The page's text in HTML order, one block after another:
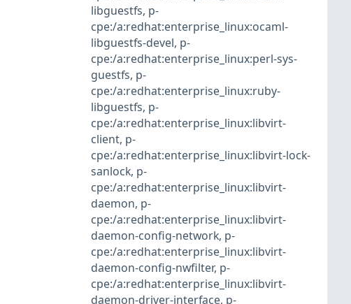
libguestfs, p-
cpe:/a:redhat:enterprise_linux:ocaml-
libguestfs-devel, p-
cpe:/a:redhat:enterprise_linux:perl-sys-
guestfs, p-
cpe:/a:redhat:enterprise_linux:ruby-
libguestfs, p-
cpe:/a:redhat:enterprise_linux:libvirt-
client, p-
cpe:/a:redhat:enterprise_linux:libvirt-lock-
sanlock, p-
cpe:/a:redhat:enterprise_linux:libvirt-
daemon, p-
cpe:/a:redhat:enterprise_linux:libvirt-
daemon-config-network, p-
cpe:/a:redhat:enterprise_linux:libvirt-
daemon-config-nwfilter, p-
cpe:/a:redhat:enterprise_linux:libvirt-
daemon-driver-interface, p-